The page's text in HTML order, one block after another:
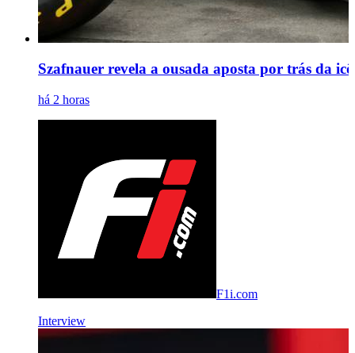
Szafnauer revela a ousada aposta por trás da
há 2 horas
F1i.com
Interview